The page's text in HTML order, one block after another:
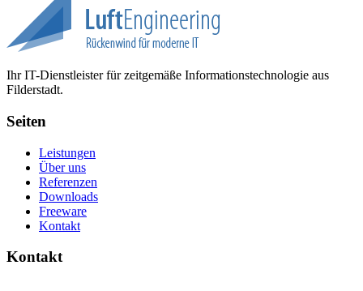
Ihr IT-Dienstleister für zeitgemäße Informationstechnologie aus
Filderstadt.
Seiten
Leistungen
Über uns
Referenzen
Downloads
Freeware
Kontakt
Kontakt